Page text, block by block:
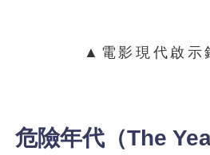
▲電影現代啟示
危險年代（The